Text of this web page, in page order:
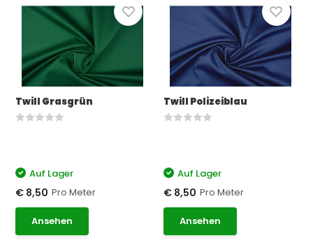
Twill Grasgrün
Auf Lager
€ 8,50 Pro Meter
Ansehen
Twill Polizeiblau
Auf Lager
€ 8,50 Pro Meter
Ansehen